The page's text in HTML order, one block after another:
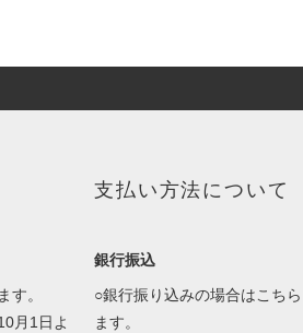
す。
月1日よ
支払い方法について
銀行振込
○銀行振り込みの場合はこち
ます。